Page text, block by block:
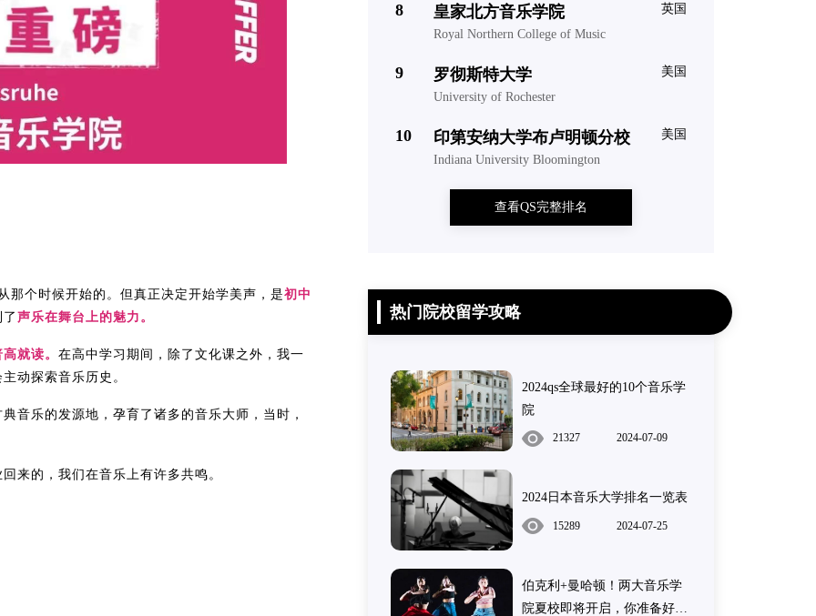
那个时候开始的。但真正决定开始学美声，是初中
声乐在舞台上的魅力。
就读。 在高中学习期间，除了文化课之外，我一
动探索音乐历史。
音乐的发源地，孕育了诸多的音乐大师，当时，
来的，我们在音乐上有许多共鸣。
8 皇家北方音乐学院
Royal Northern College of Music
英国
9 罗彻斯特大学
University of Rochester
美国
10 印第安纳大学布卢明顿分校
Indiana University Bloomington
美国
查看QS完整排名
热门院校留学攻略
2024qs全球最好的10个音乐学
院
21327 2024-07-09
2024日本音乐大学排名一览表
15289 2024-07-25
伯克利+曼哈顿！两大音乐学
院夏校即将开启，你准备好了